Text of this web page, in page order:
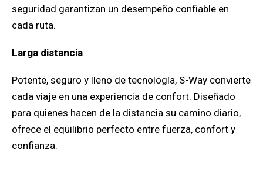
seguridad garantizan un desempeño confiable en
cada ruta.
Larga distancia
Potente, seguro y lleno de tecnología, S-Way convierte
cada viaje en una experiencia de confort. Diseñado
para quienes hacen de la distancia su camino diario,
ofrece el equilibrio perfecto entre fuerza, confort y
confianza.